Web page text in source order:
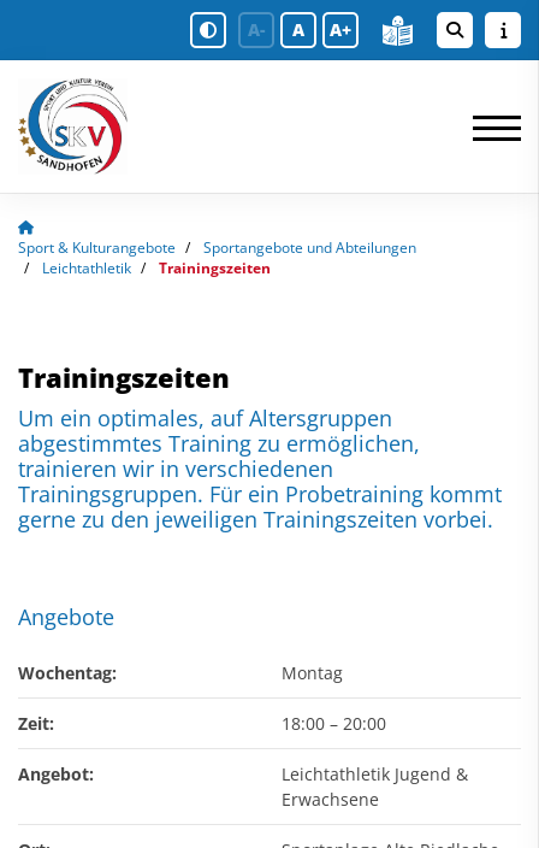
A- A A+
Sport & Kulturangebote
Sportangebote und Abteilungen
Leichtathletik
Trainingszeiten
Trainingszeiten
Um ein optimales, auf Altersgruppen
abgestimmtes Training zu ermöglichen,
trainieren wir in verschiedenen
Trainingsgruppen. Für ein Probetraining kommt
gerne zu den jeweiligen Trainingszeiten vorbei.
Angebote
Wochentag: Montag
Zeit: 18:00 – 20:00
Angebot:
Leichtathletik Jugend &
Erwachsene